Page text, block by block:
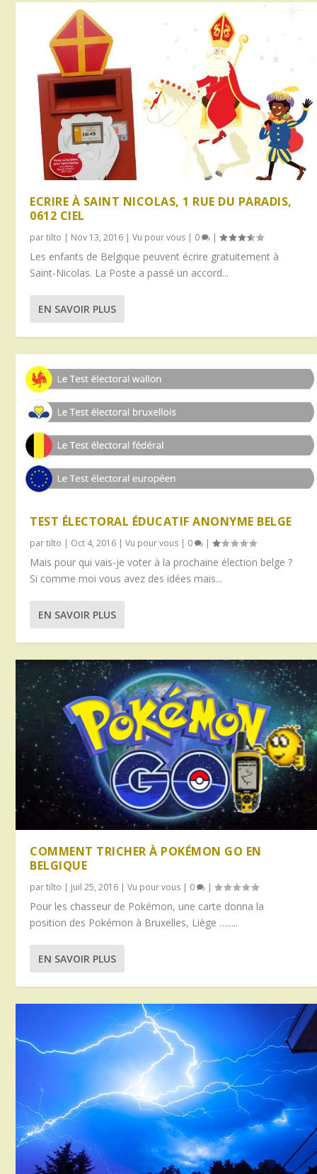
ECRIRE À SAINT NICOLAS, 1 RUE DU PARADIS,
0612 CIEL
partilto | Nov 13, 2016 |Vu pour vous | 0 |
Les enfants de Belgique peuvent écrire gratuitement à
Saint-Nicolas. La Poste a passé un accord...
EN SAVOIR PLUS
TEST ÉLECTORAL ÉDUCATIF ANONYME BELGE
partilto | Oct 4, 2016 |Vu pour vous | 0 |
Mais pour qui vais-je voter à la prochaine élection belge ?
Si comme moi vous avez des idées mais...
EN SAVOIR PLUS
COMMENT TRICHER À POKÉMON GO EN
BELGIQUE
partilto | Juil 25, 2016 |Vu pour vous | 0 |
Pour les chasseur de Pokémon, une carte donna la
position des Pokémon à Bruxelles, Liège ….....
EN SAVOIR PLUS